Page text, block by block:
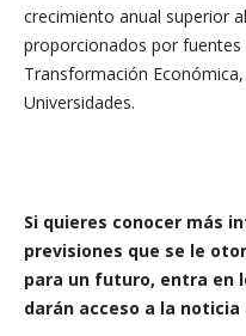
crecimiento anual superior
proporcionados por fuentes
Transformación
Universidades.
Si quieres conocer más
previsiones que se le
para un futuro, entra en
darán acceso a la